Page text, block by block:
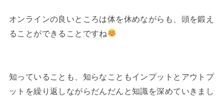
オンラインの良いところは体を休めながらも、頭を鍛え
ることができることですね
知っていることも、知らなこともインプットとアウトプ
ットを繰り返しながらだんだんと知識を深めていきまし